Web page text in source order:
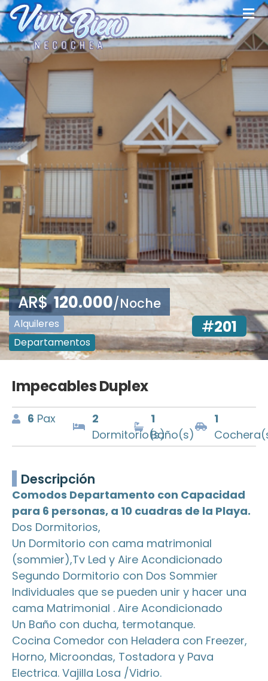
AR$ 120.000/Noche
Alquileres
Departamentos
#201
Impecables Duplex
6 Pax
2
Dormitorio(s)
1
Baño(s)
1
Descripción
Comodos Departamento con Capacidad
para 6 personas, a 10 cuadras de la Playa.
Dos Dormitorios,
Un Dormitorio con cama matrimonial
(sommier),Tv Led y Aire Acondicionado
Segundo Dormitorio con Dos Sommier
Individuales que se pueden unir y hacer una
cama Matrimonial . Aire Acondicionado
Un Baño con ducha, termotanque.
Cocina Comedor con Heladera con Freezer,
Horno, Microondas, Tostadora y Pava
Electrica. Vajilla Losa /Vidrio.